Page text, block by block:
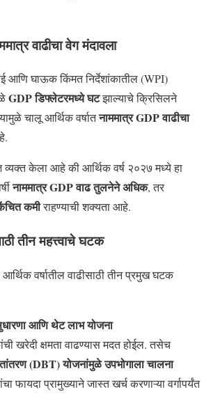
वाढीचा वेग मंदावला
आणि घाऊक किंमत निर्देशांकातील (WPI)
GDP डिफ्लेटरमध्ये घटझाल्याचे क्रिसिलने
चालू आर्थिक वर्षातनाममात्र GDP वाढीचा
व्यक्त केला आहे की आर्थिक वर्ष २०२७ मध्ये हा
नाममात्र GDP वाढ तुलनेने अधिक, तर
कमीराहण्याची शक्यता आहे.
तीन महत्त्वाचे घटक
वर्षातील वाढीसाठी तीन प्रमुख घटक
आणि थेट लाभ योजना
खरेदी क्षमता वाढण्यास मदत होईल. तसेच
(DBT) योजनांमुळे उपभोगाला चालना
फायदा प्रामुख्याने जास्त खर्च करणाऱ्या वर्गापर्यंत